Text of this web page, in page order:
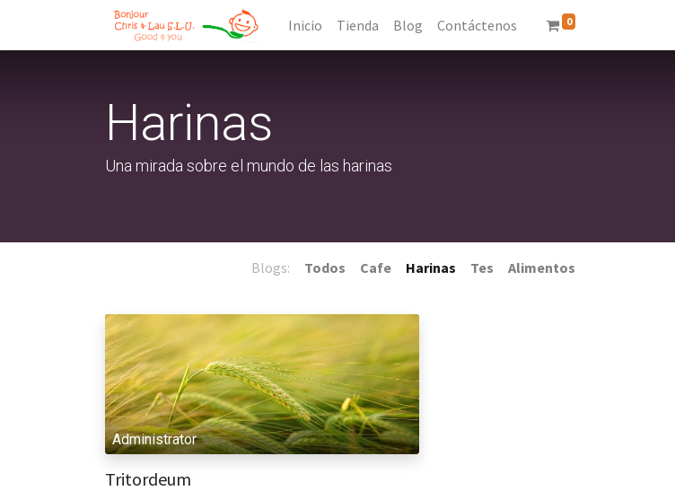
Inicio Tienda Blog Contáctenos 0
Harinas
Una mirada sobre el mundo de las harinas
Blogs: Todos Cafe Harinas Tes Alimentos
Administrator
Tritordeum